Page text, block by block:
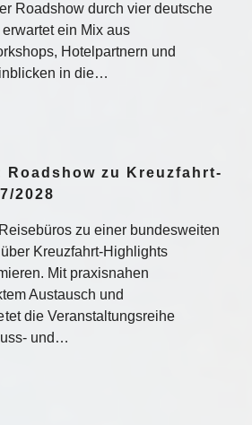
Roadshow durch vier deutsche
ein Mix aus
Hotelpartnern und
in die…
Roadshow zu Kreuzfahrt-
2028
zu einer bundesweiten
Kreuzfahrt-Highlights
Mit praxisnahen
Austausch und
die Veranstaltungsreihe
und…